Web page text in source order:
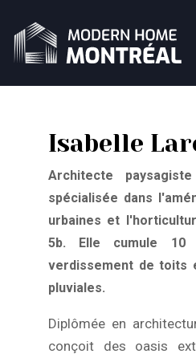
Isabelle
Architecte
spécialisée dans
urbaines et
5b. Elle cumule 10
verdissement de toits
pluviales.
Diplômée en
conçoit des oasis